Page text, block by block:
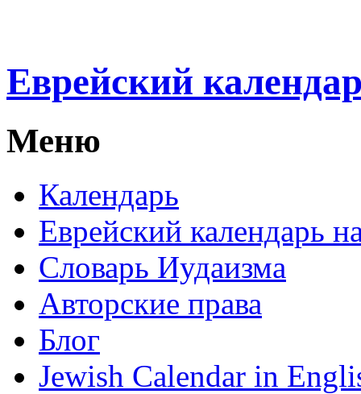
Еврейский
Меню
Календарь
Еврейский календарь
Словарь Иудаизма
Авторские права
Блог
Jewish Calendar in